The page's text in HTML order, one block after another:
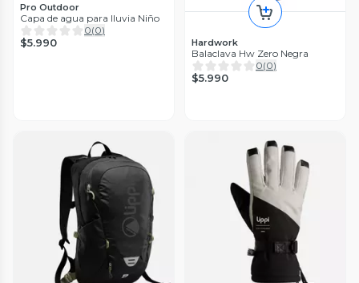
Pro Outdoor
Capa de agua para lluvia Niño
0(0)
$5.990 Hardwork
Balaclava Hw Zero Negra
0(0)
$5.990